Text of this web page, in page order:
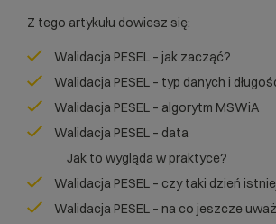
Z tego artykułu dowiesz się:
Walidacja PESEL – jak zacząć?
Walidacja PESEL – typ danych i
Walidacja PESEL – algorytm MSWiA
Walidacja PESEL – data
Jak to wygląda w praktyce?
Walidacja PESEL – czy taki dzień
Walidacja PESEL – na co jeszcze